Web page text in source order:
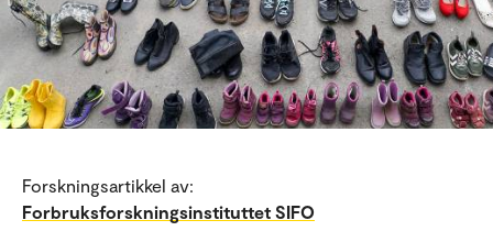
Forskningsartikkel av:
Forbruksforskningsinstituttet SIFO